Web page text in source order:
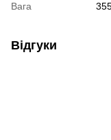
Вага
Відгуки